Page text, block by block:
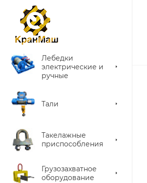
Лебедки
электрические и
ручные
Тали
Такелажные
приспособления
Грузозахватное
оборудование